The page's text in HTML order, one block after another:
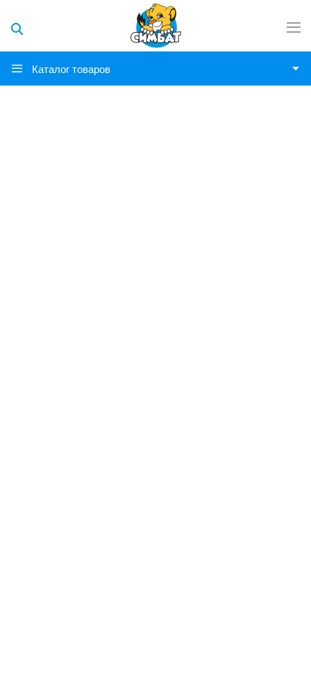
Каталог товаров